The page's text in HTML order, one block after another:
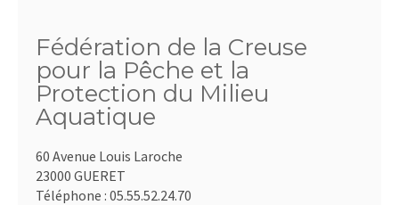
Fédération de la Creuse
pour la Pêche et la
Protection du Milieu
Aquatique
60 Avenue Louis Laroche
23000 GUERET
Téléphone : 05.55.52.24.70